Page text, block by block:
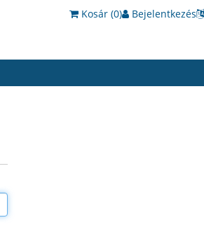
Bejelentkezés
Kosár (0)